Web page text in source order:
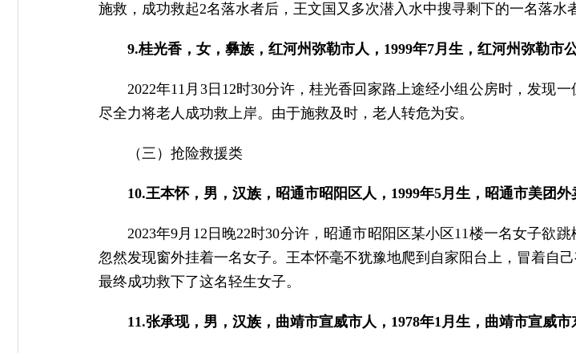
施救，成功救起2名落水者后，王文国又多次潜入水中搜寻剩下的一名落水
9.桂光香，女，彝族，红河州弥勒市人，1999年7月生，红河州弥勒市
2022年11月3日12时30分许，桂光香回家路上途经小组公房时，发现
尽全力将老人成功救上岸。由于施救及时，老人转危为安。
（三）抢险救援类
10.王本怀，男，汉族，昭通市昭阳区人，1999年5月生，昭通市美团外
2023年9月12日晚22时30分许，昭通市昭阳区某小区11楼一名女子欲
忽然发现窗外挂着一名女子。王本怀毫不犹豫地爬到自家阳台上，冒着自
最终成功救下了这名轻生女子。
11.张承现，男，汉族，曲靖市宣威市人，1978年1月生，曲靖市宣威市